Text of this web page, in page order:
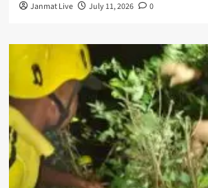
Janmat Live July 11, 2026 0